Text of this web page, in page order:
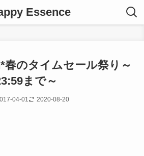
Essence
春のタイムセール祭り～
まで～
04-01 2020-08-20